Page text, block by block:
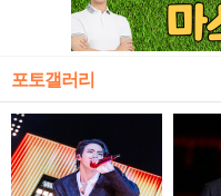
포토갤러리